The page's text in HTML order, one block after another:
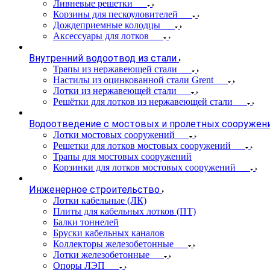
Ливневые решетки
Корзины для пескоуловителей
Дождеприемные колодцы
Аксессуары для лотков
Внутренний водоотвод из стали
Трапы из нержавеющей стали
Настилы из оцинкованной стали Grent
Лотки из нержавеющей стали
Решётки для лотков из нержавеющей стали
Водоотведение с мостовых и пролетных
Лотки мостовых сооружений
Решетки для лотков мостовых сооружений
Трапы для мостовых сооружений
Корзинки для лотков мостовых сооружений
Инженерное строительство
Лотки кабельные (ЛК)
Плиты для кабельных лотков (ПТ)
Балки тоннелей
Бруски кабельных каналов
Коллекторы железобетонные
Лотки железобетонные
Опоры ЛЭП